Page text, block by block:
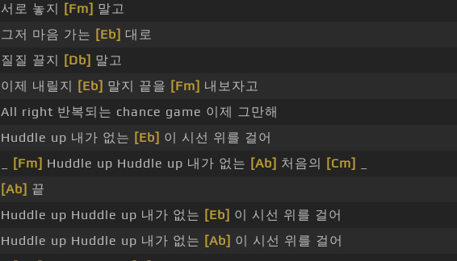
서로 놓지
[Fm] 말고
그저 마음 가는 [Eb] 대로
질질 끌지
[Db] 말고
이제 내릴지
[Eb] 말지 끝을 [Fm] 내보자고
All right 반복되는 chance game 이제 그만해
Huddle up 내가 없는 [Eb] 이 시선 위를 걸어
[Fm] Huddle up Huddle up 내가 없는 [Ab] 처음의 [Cm]
[Ab] 끝
Huddle up Huddle up 내가 없는 [Eb] 이 시선 위를 걸어
Huddle up Huddle up 내가 없는 [Ab] 이 시선 위를 걸어